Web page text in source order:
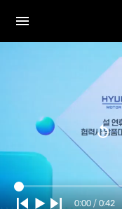
전체
Current
0:00 / 0:42